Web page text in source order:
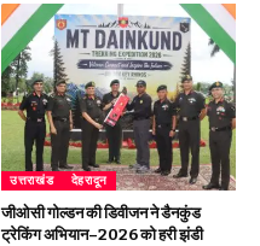
उत्तराखंड देहरादून
जीओसी गोल्डन की डिवीजन ने डैनकुंड
ट्रेकिंग अभियान–2026 को हरी झंडी